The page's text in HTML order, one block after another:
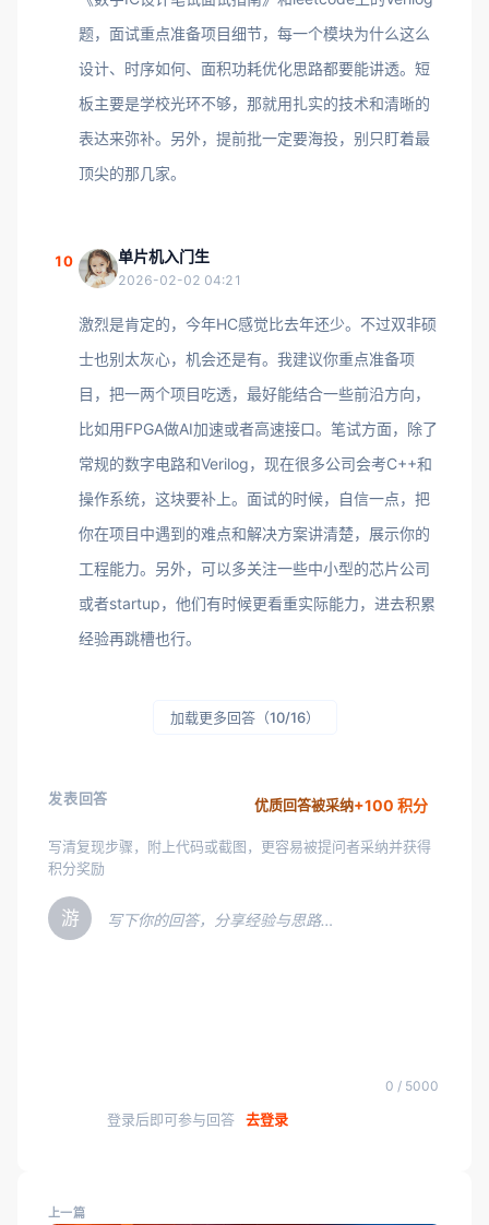
题，面试重点准备项目细节，每一个模块为什么这么
设计、时序如何、面积功耗优化思路都要能讲透。短
板主要是学校光环不够，那就用扎实的技术和清晰的
表达来弥补。另外，提前批一定要海投，别只盯着最
顶尖的那几家。
10 单片机入门生
2026-02-02 04:21
激烈是肯定的，今年HC感觉比去年还少。不过双非硕
士也别太灰心，机会还是有。我建议你重点准备项
目，把一两个项目吃透，最好能结合一些前沿方向，
比如用FPGA做AI加速或者高速接口。笔试方面，除了
常规的数字电路和Verilog，现在很多公司会考C++和
操作系统，这块要补上。面试的时候，自信一点，把
你在项目中遇到的难点和解决方案讲清楚，展示你的
工程能力。另外，可以多关注一些中小型的芯片公司
或者startup，他们有时候更看重实际能力，进去积累
经验再跳槽也行。
加载更多回答（10/16）
发表回答 优质回答被采纳+100 积分
写清复现步骤，附上代码或截图，更容易被提问者采纳并获得
积分奖励
游 写下你的回答，分享经验与思路…
0 / 5000
登录后即可参与回答 去登录
上一篇